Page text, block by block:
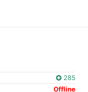
285
Offline